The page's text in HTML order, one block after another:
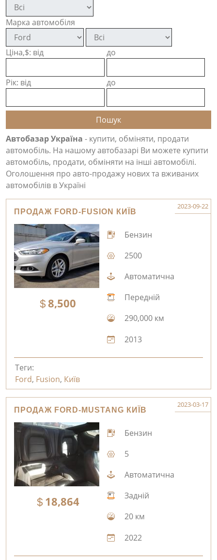
Марка автомобіля
Ціна,$: від до
Рік: від до
Автобазар Україна - купити, обміняти, продати
автомобіль. На нашому автобазарі Ви можете купити
автомобіль, продати, обміняти на інші автомобілі.
Оголошення про авто-продажу нових та вживаних
автомобілів в Україні
ПРОДАЖ FORD-FUSION КИЇВ
2023-09-22
8,500
Бензин
2500
Автоматична
Передній
290,000 км
2013
Теги:
Ford, Fusion, Київ
ПРОДАЖ FORD-MUSTANG КИЇВ
2023-03-17
18,864
Бензин
5
Автоматична
Задній
20 км
2022